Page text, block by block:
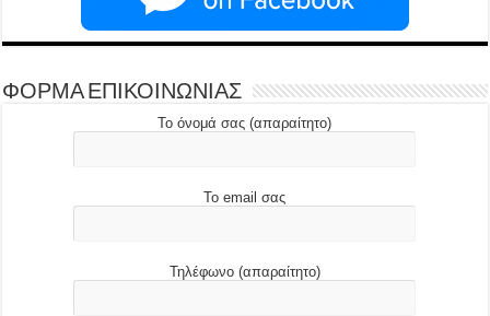
ΦΟΡΜΑ ΕΠΙΚΟΙΝΩΝΙΑΣ
Το όνομά σας (απαραίτητο)
Το email σας
Τηλέφωνο (απαραίτητο)